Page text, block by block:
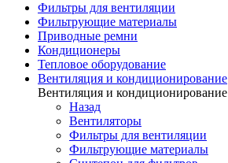
Фильтры для вентиляции
Фильтрующие материалы
Приводные ремни
Кондиционеры
Тепловое оборудование
Вентиляция и кондиционирование
Вентиляция и кондиционирование
Назад
Вентиляторы
Фильтры для вентиляции
Фильтрующие материалы